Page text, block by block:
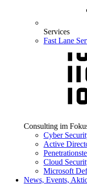
Services
Fast Lane
Consulting im
Cyber
Active
Cloud
Microsoft
News, Events,